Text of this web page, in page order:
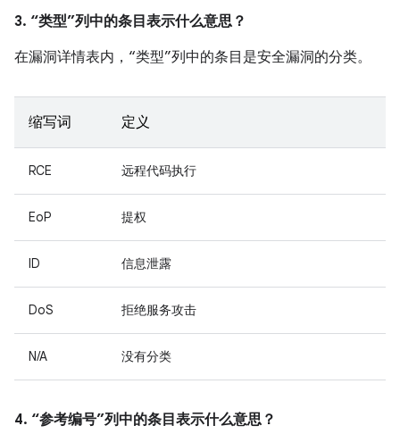
3. “类型”列中的条目表示什么意思？
在漏洞详情表内，“类型”列中的条目是安全漏洞的分类。
缩写词 定义
RCE 远程代码执行
EoP 提权
ID 信息泄露
DoS 拒绝服务攻击
N/A 没有分类
4. “参考编号”列中的条目表示什么意思？